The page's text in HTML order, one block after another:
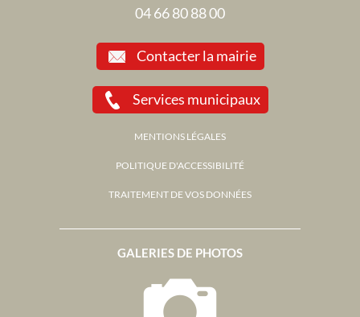
GALERIES DE PHOTOS
04 66 80 88 00
Contacter la mairie
Services municipaux
MENTIONS LÉGALES
POLITIQUE D'ACCESSIBILITÉ
TRAITEMENT DE VOS DONNÉES